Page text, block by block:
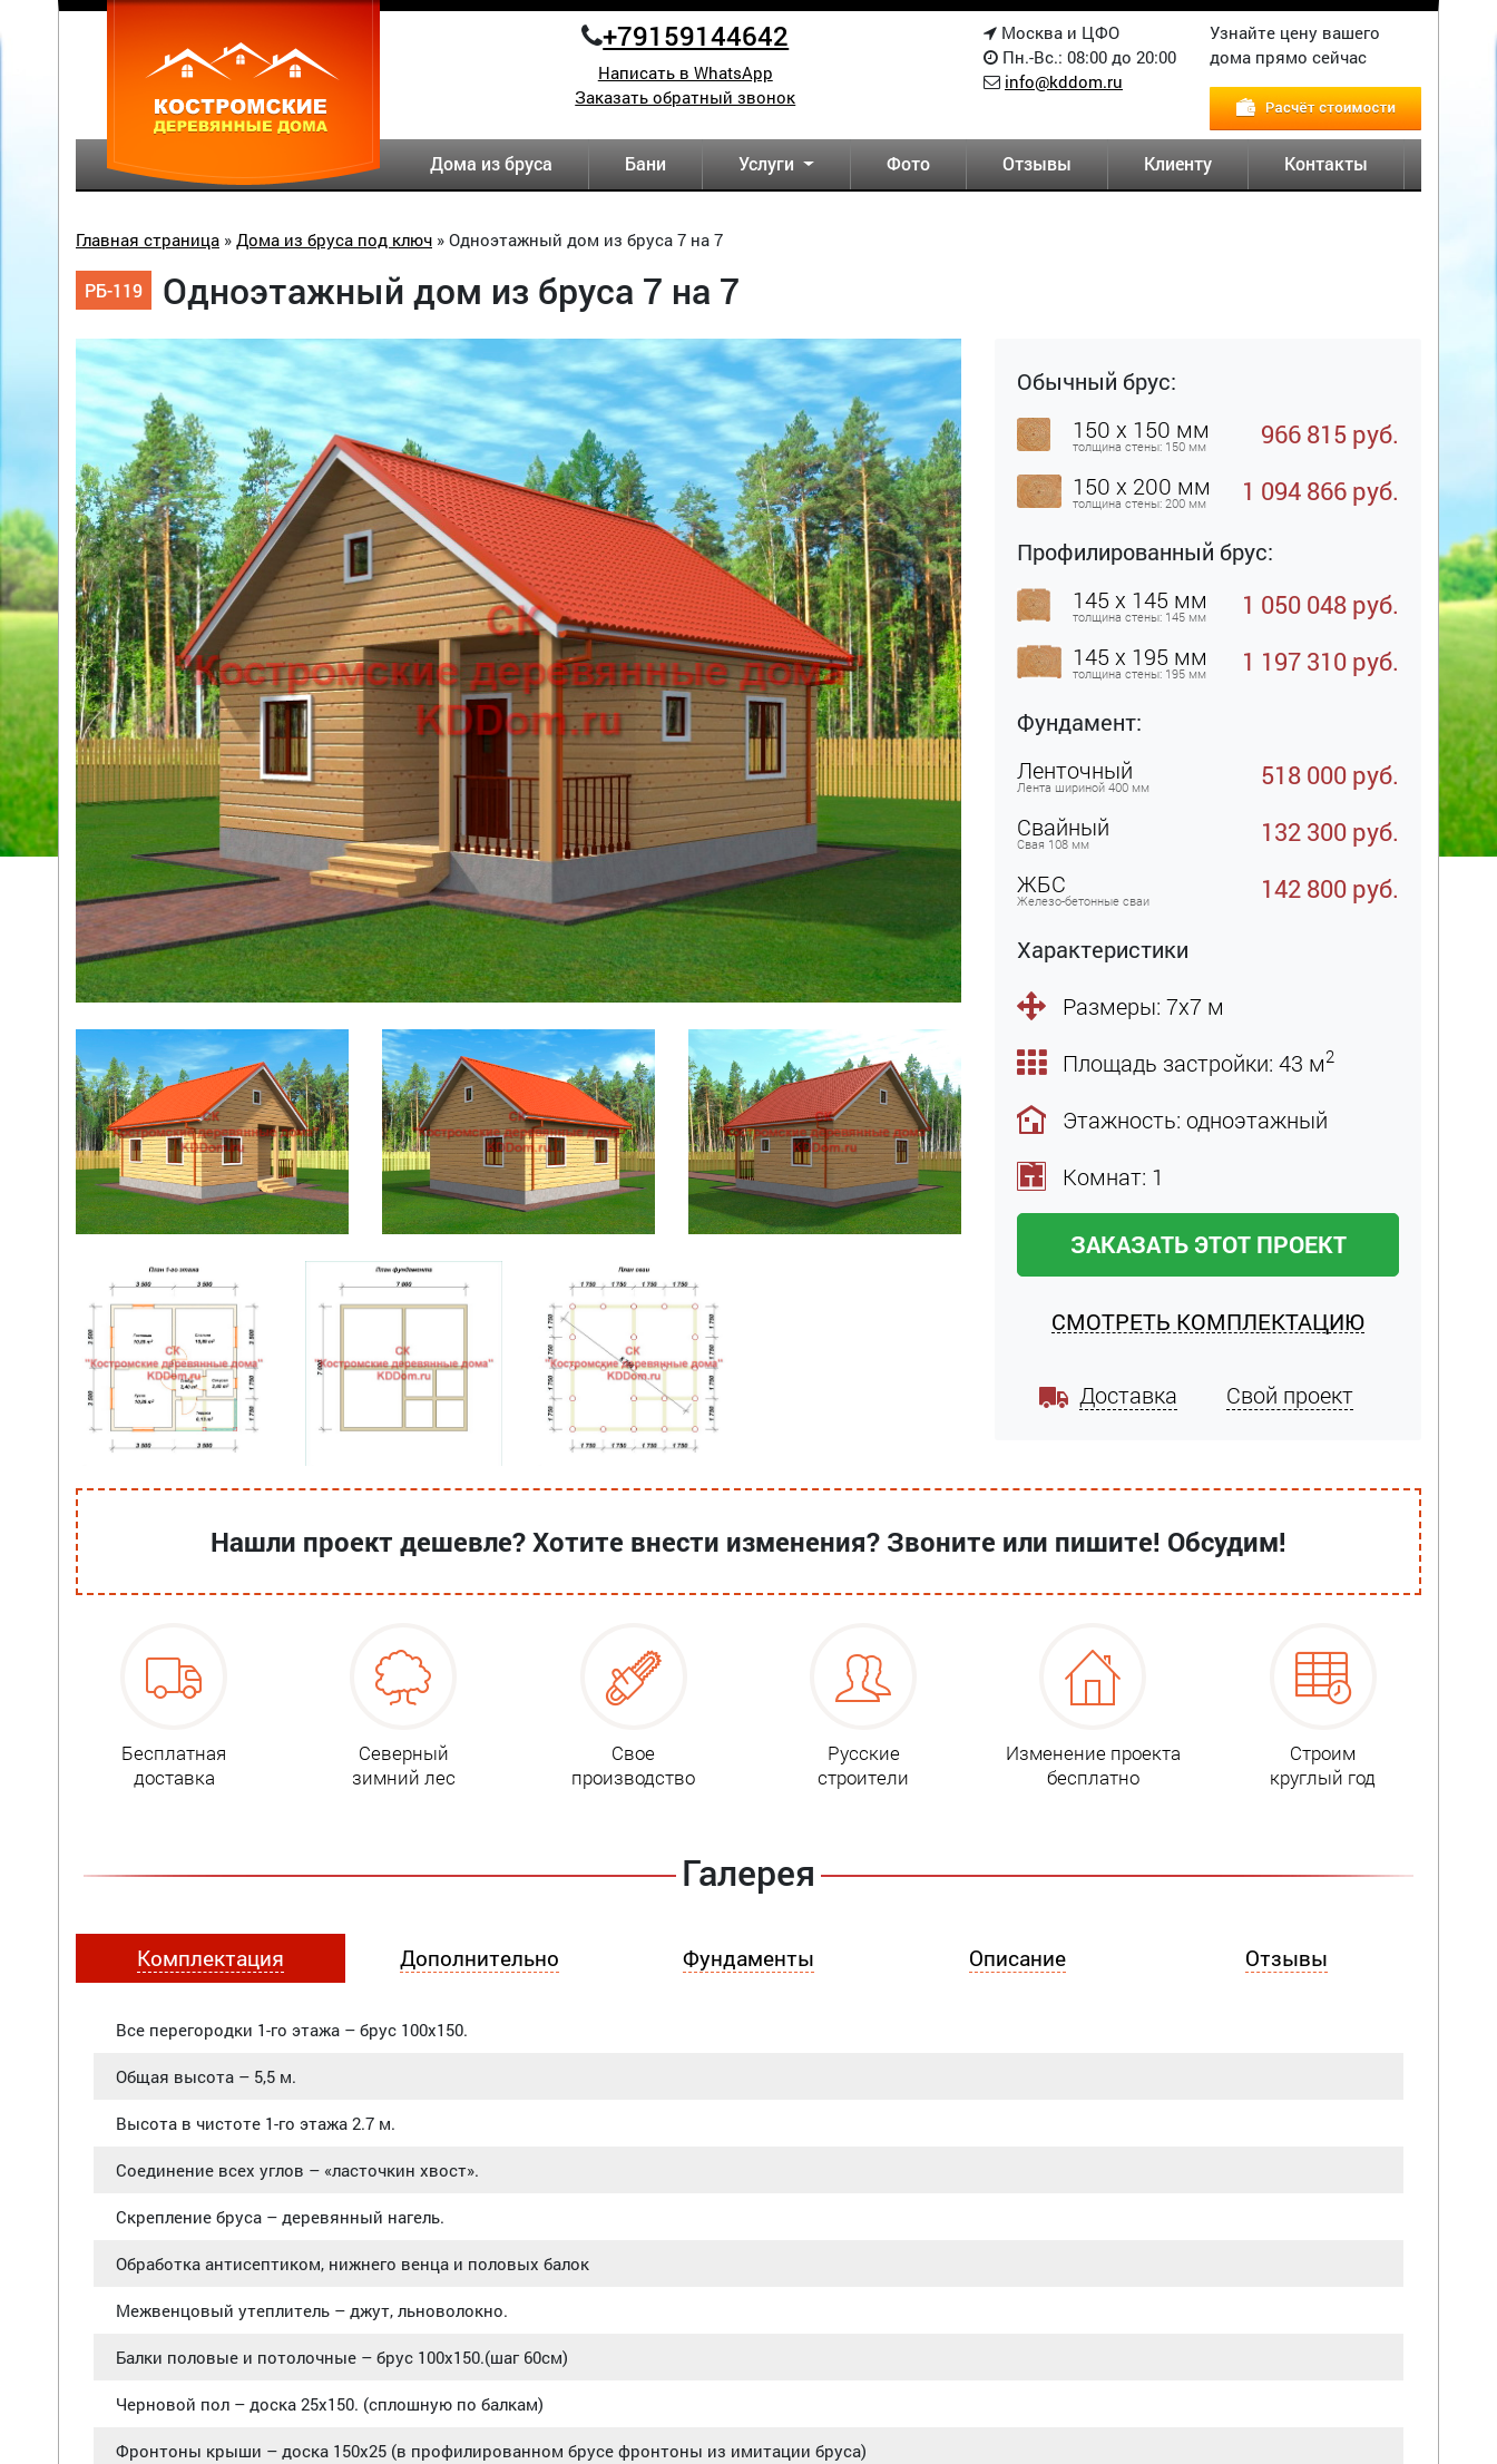
+79159144642
Написать в WhatsApp
Заказать обратный звонок
Москва и ЦФО
Пн.-Вс.: 08:00 до 20:00
info@kddom.ru
Узнайте цену вашего
дома прямо сейчас
Дома из бруса Бани Услуги Фото Отзывы Клиенту Контакты
Главная страница » Дома из бруса под ключ » Одноэтажный дом из бруса 7 на 7
РБ-119 Одноэтажный дом из бруса 7 на 7
Обычный брус:
150 x 150 мм
толщина стены: 150 мм 966 815 руб.
150 x 200 мм
толщина стены: 200 мм 1 094 866 руб.
Профилированный брус:
145 x 145 мм
толщина стены: 145 мм 1 050 048 руб.
145 x 195 мм
толщина стены: 195 мм 1 197 310 руб.
Фундамент:
Ленточный
Лента шириной 400 мм 518 000 руб.
Свайный
Свая 108 мм 132 300 руб.
ЖБC
Железо-бетонные сваи 142 800 руб.
Характеристики
Размеры: 7х7 м
Площадь застройки: 43 м2
Этажность: одноэтажный
Комнат: 1
ЗАКАЗАТЬ ЭТОТ ПРОЕКТ
СМОТРЕТЬ КОМПЛЕКТАЦИЮ
Доставка Свой проект
Нашли проект дешевле? Хотите внести изменения? Звоните или пишите! Обсудим!
Бесплатная
доставка
Северный
зимний лес
Свое
производство
Русские
строители
Изменение проекта
бесплатно
Строим
круглый год
Галерея
Комплектация Дополнительно Фундаменты Описание Отзывы
Все перегородки 1-го этажа – брус 100х150.
Общая высота – 5,5 м.
Высота в чистоте 1-го этажа 2.7 м.
Соединение всех углов – «ласточкин хвост».
Скрепление бруса – деревянный нагель.
Обработка антисептиком, нижнего венца и половых балок
Межвенцовый утеплитель – джут, льноволокно.
Балки половые и потолочные – брус 100х150.(шаг 60см)
Черновой пол – доска 25х150. (сплошную по балкам)
Фронтоны крыши – доска 150х25 (в профилированном брусе фронтоны из имитации бруса)